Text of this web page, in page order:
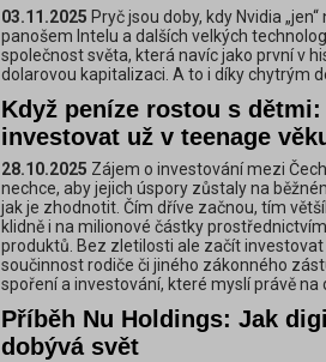
03.11.2025 Pryč jsou doby, kdy Nvidia
panošem Intelu a dalších velkých
společnost světa, která navíc jako první v
dolarovou kapitalizaci. A to i díky chytrým
Když peníze rostou s
investovat už v teenage
28.10.2025 Zájem o investování mezi
nechce, aby jejich úspory zůstaly na
jak je zhodnotit. Čím dříve začnou, tím
klidně i na milionové částky
produktů. Bez zletilosti ale začít
součinnost rodiče či jiného zákonného
spoření a investování, které myslí právě na
Příběh Nu Holdings: Jak
dobývá svět